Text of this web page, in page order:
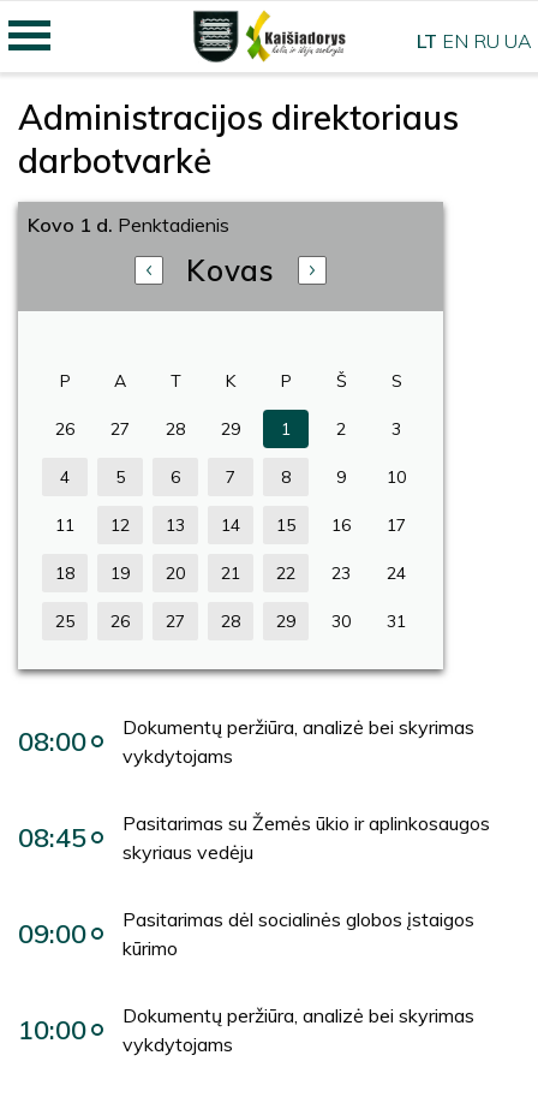
Administracijos direktoriaus
darbotvarkė
Kovo 1 d. Penktadienis
Kovas
P A T K P Š S
26 27 28 29 1 2 3
4 5 6 7 8 9 10
11 12 13 14 15 16 17
18 19 20 21 22 23 24
25 26 27 28 29 30 31
08:00
Dokumentų peržiūra, analizė bei skyrimas
vykdytojams
08:45
Pasitarimas su Žemės ūkio ir aplinkosaugos
skyriaus vedėju
09:00
Pasitarimas dėl socialinės globos įstaigos
kūrimo
10:00
Dokumentų peržiūra, analizė bei skyrimas
vykdytojams
LT EN RU UA